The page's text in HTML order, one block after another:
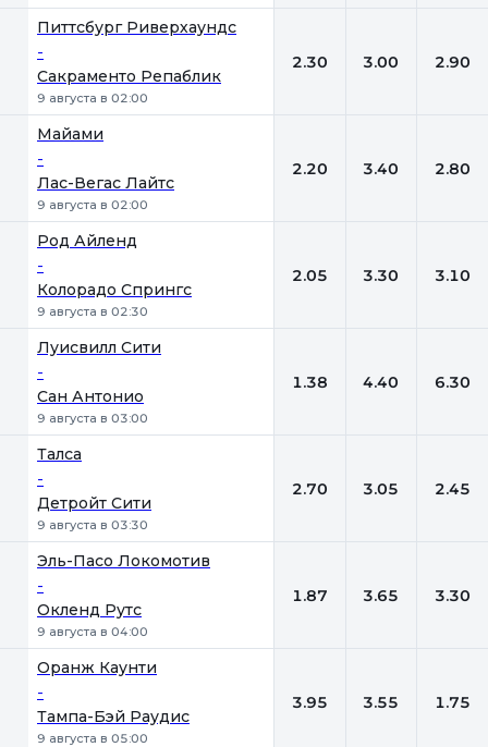
Питтсбург Риверхаундс
-
Сакраменто Репаблик
9 августа в 02:00
2.30 3.00 2.90
Майами
-
Лас-Вегас Лайтс
9 августа в 02:00
2.20 3.40 2.80
Род Айленд
-
Колорадо Спрингс
9 августа в 02:30
2.05 3.30 3.10
Луисвилл Сити
-
Сан Антонио
9 августа в 03:00
1.38 4.40 6.30
Талса
-
Детройт Сити
9 августа в 03:30
2.70 3.05 2.45
Эль-Пасо Локомотив
-
Окленд Рутс
9 августа в 04:00
1.87 3.65 3.30
Оранж Каунти
-
Тампа-Бэй Рaудис
9 августа в 05:00
3.95 3.55 1.75